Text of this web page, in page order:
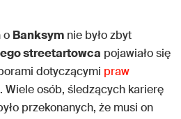
o Banksym nie było zbyt
streetartowca pojawiało się
dotyczącymi praw
Wiele osób, śledzących karierę
przekonanych, że musi on